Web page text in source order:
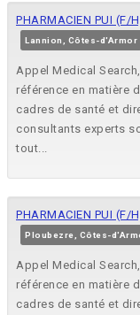
PHARMACIEN PUI (F/
Lannion, Côtes-d'Armor
Appel Medical
référence en matière
cadres de santé et
consultants experts
tout...
PHARMACIEN PUI (F/
Ploubezre, Côtes-
Appel Medical
référence en matière
cadres de santé et